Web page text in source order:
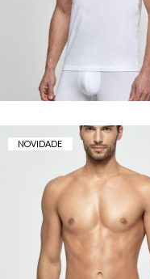
NOVIDADE
SLIP IMPETUS
PREMIUM
18,65 €